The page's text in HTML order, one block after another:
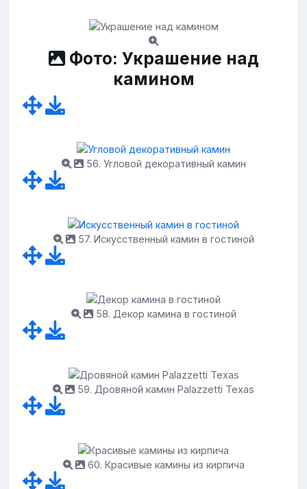
Фото: Украшение над
камином
56. Угловой декоративный камин
57. Искусственный камин в гостиной
58. Декор камина в гостиной
59. Дровяной камин Palazzetti Texas
60. Красивые камины из кирпича